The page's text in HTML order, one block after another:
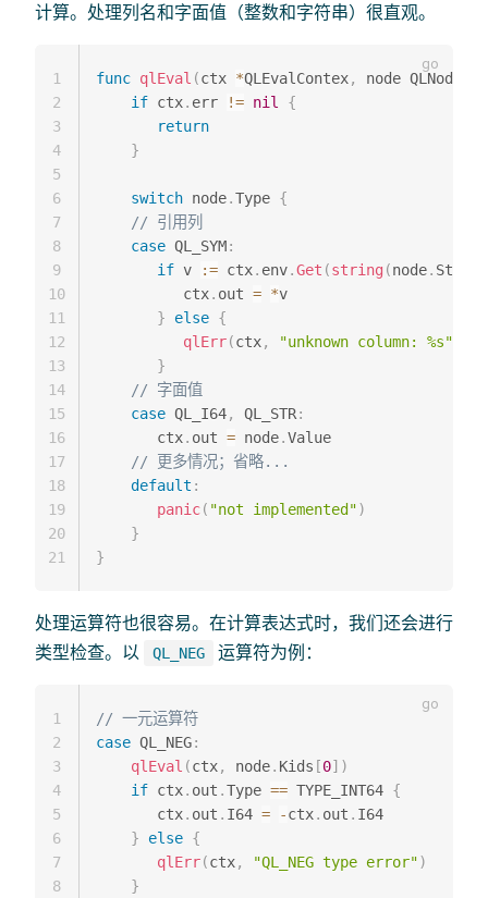
计算。处理列名和字面值（整数和字符串）很直观。
func qlEval (ctx *QLEvalContex, node QLNode
if ctx. err != nil
{
return
}
switch node.Type {
// 引用列
case QL_SYM:
if v := ctx. env.Get (string (node. Str
          ctx
. out = *v
}
else {
qlErr(ctx, "unknown column: %s"
}
// 字面值
case QL_I64, QL_STR:
       ctx
. out = node.Value
// 更多情况；省略...
default :
panic( "not implemented")
}
}
1
2
3
4
5
6
7
8
9
10
11
12
13
14
15
16
17
18
19
20
21
处理运算符也很容易。在计算表达式时，我们还会进行
类型检查。以
QL_NEG 运算符为例：
// 一元运算符
case QL_NEG:
qlEval (ctx, node. Kids [0] )
if ctx. out .Type == TYPE_INT64 {
       ctx
. out . I64 = -ctx. out . I64
}
else {
qlErr(ctx, "QL_NEG type error")
}
1
2
3
4
5
6
7
8